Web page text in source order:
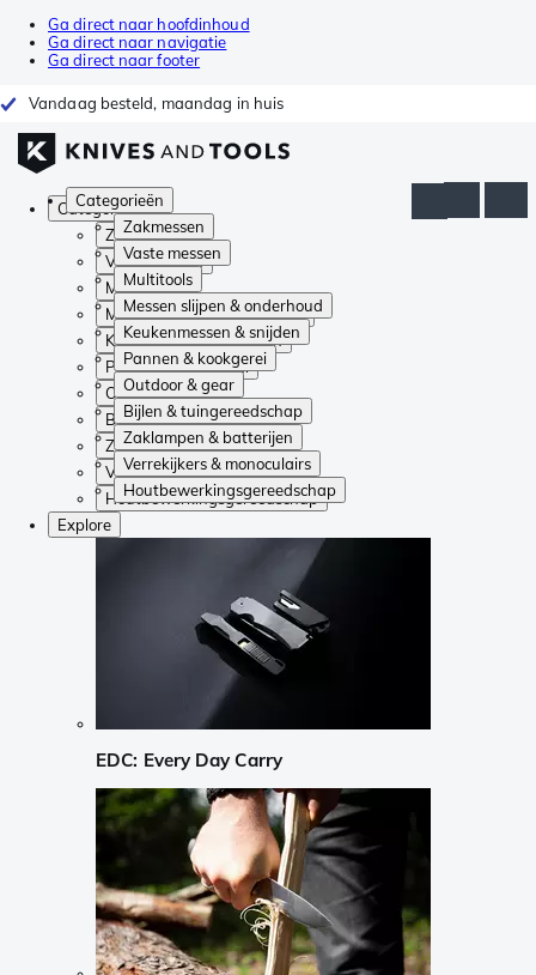
Ga direct naar hoofdinhoud
Ga direct naar navigatie
Ga direct naar footer
Vandaag besteld, maandag in huis
Categorieën
Zakmessen
Vaste messen
Multitools
Messen slijpen & onderhoud
Keukenmessen & snijden
Pannen & kookgerei
Outdoor & gear
Bijlen & tuingereedschap
Zaklampen & batterijen
Verrekijkers & monoculairs
Houtbewerkingsgereedschap
Categorieën
Zakmessen
Vaste messen
Multitools
Messen slijpen & onderhoud
Keukenmessen & snijden
Pannen & kookgerei
Outdoor & gear
Bijlen & tuingereedschap
Zaklampen & batterijen
Verrekijkers & monoculairs
Houtbewerkingsgereedschap
Explore
EDC: Every Day Carry